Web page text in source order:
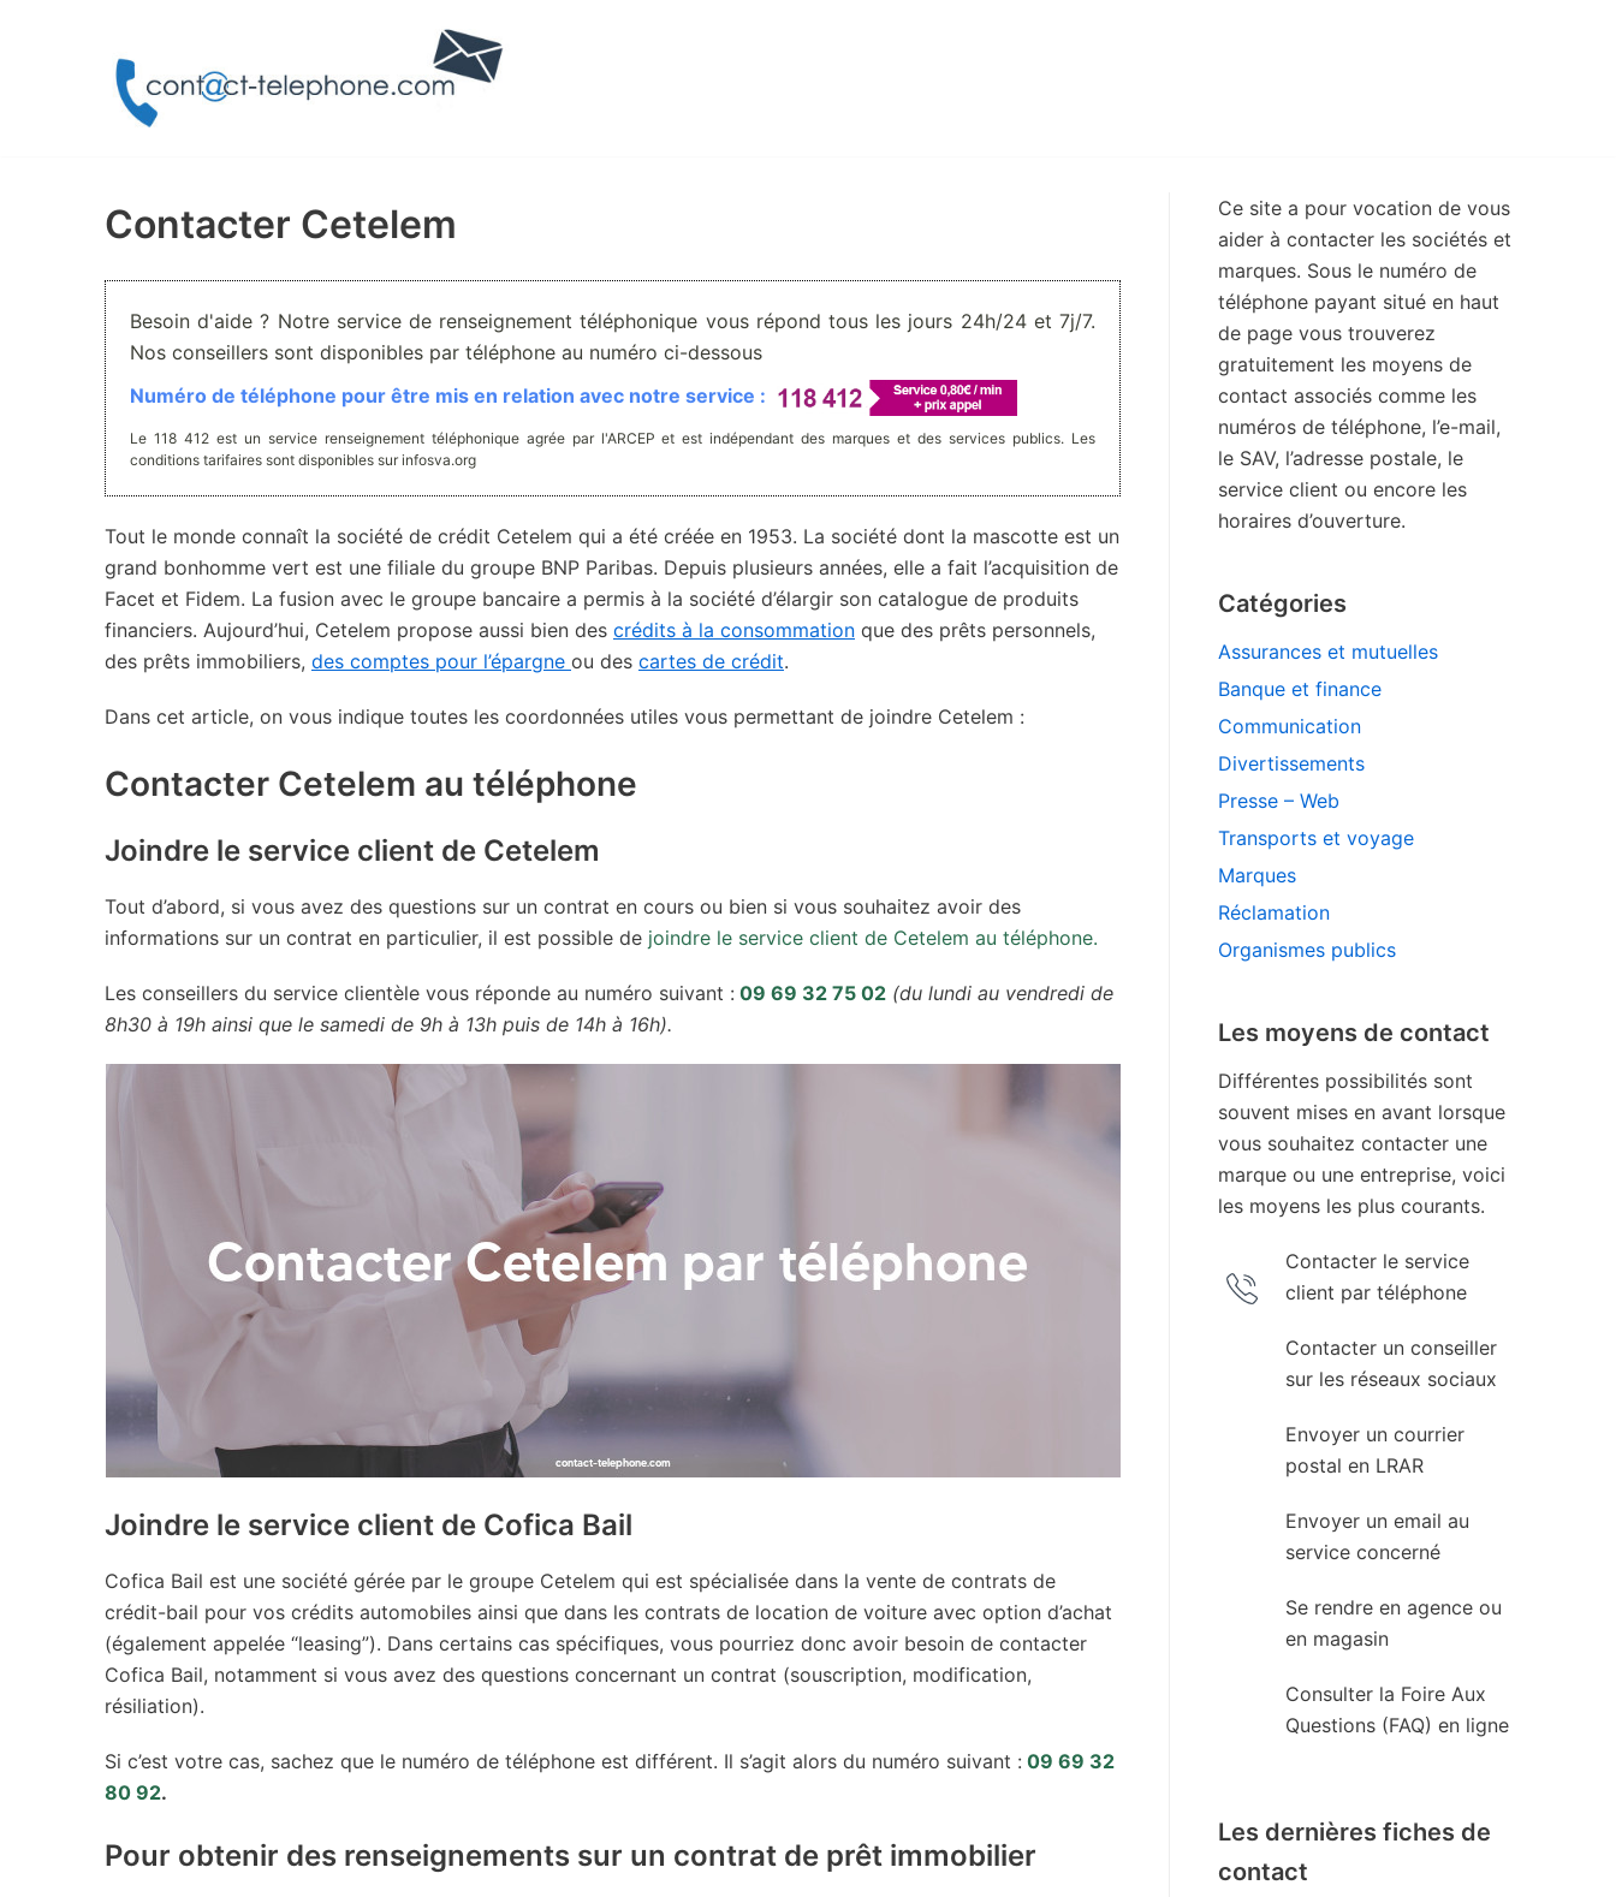
Contacter Cetelem
Besoin d'aide ? Notre service de renseignement téléphonique vous répond tous les jours 24h/24 et 7j/7.
Nos conseillers sont disponibles par téléphone au numéro ci-dessous
Numéro de téléphone pour être mis en relation avec notre service :
Le 118 412 est un service renseignement téléphonique agrée par l'ARCEP et est indépendant des marques et des services publics. Les
conditions tarifaires sont disponibles sur infosva.org
Tout le monde connaît la société de crédit Cetelem qui a été créée en 1953. La société dont la mascotte est un
grand bonhomme vert est une filiale du groupe BNP Paribas. Depuis plusieurs années, elle a fait l’acquisition de
Facet et Fidem. La fusion avec le groupe bancaire a permis à la société d’élargir son catalogue de produits
financiers. Aujourd’hui, Cetelem propose aussi bien des crédits à la consommation que des prêts personnels,
des prêts immobiliers, des comptes pour l’épargne ou des cartes de crédit.
Dans cet article, on vous indique toutes les coordonnées utiles vous permettant de joindre Cetelem :
Contacter Cetelem au téléphone
Joindre le service client de Cetelem
Tout d’abord, si vous avez des questions sur un contrat en cours ou bien si vous souhaitez avoir des
informations sur un contrat en particulier, il est possible de joindre le service client de Cetelem au téléphone.
Les conseillers du service clientèle vous réponde au numéro suivant : 09 69 32 75 02 (du lundi au vendredi de
8h30 à 19h ainsi que le samedi de 9h à 13h puis de 14h à 16h).
Joindre le service client de Cofica Bail
Cofica Bail est une société gérée par le groupe Cetelem qui est spécialisée dans la vente de contrats de
crédit-bail pour vos crédits automobiles ainsi que dans les contrats de location de voiture avec option d’achat
(également appelée “leasing”). Dans certains cas spécifiques, vous pourriez donc avoir besoin de contacter
Cofica Bail, notamment si vous avez des questions concernant un contrat (souscription, modification,
résiliation).
Si c’est votre cas, sachez que le numéro de téléphone est différent. Il s’agit alors du numéro suivant : 09 69 32
80 92.
Pour obtenir des renseignements sur un contrat de prêt immobilier
Ce site a pour vocation de vous
aider à contacter les sociétés et
marques. Sous le numéro de
téléphone payant situé en haut
de page vous trouverez
gratuitement les moyens de
contact associés comme les
numéros de téléphone, l’e-mail,
le SAV, l’adresse postale, le
service client ou encore les
horaires d’ouverture.
Catégories
Assurances et mutuelles
Banque et finance
Communication
Divertissements
Presse – Web
Transports et voyage
Marques
Réclamation
Organismes publics
Les moyens de contact
Différentes possibilités sont
souvent mises en avant lorsque
vous souhaitez contacter une
marque ou une entreprise, voici
les moyens les plus courants.
Contacter le service
client par téléphone
Contacter un conseiller
sur les réseaux sociaux
Envoyer un courrier
postal en LRAR
Envoyer un email au
service concerné
Se rendre en agence ou
en magasin
Consulter la Foire Aux
Questions (FAQ) en ligne
Les dernières fiches de
contact